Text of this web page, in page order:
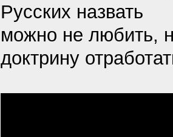
Русских назвать
можно не любить,
доктрину